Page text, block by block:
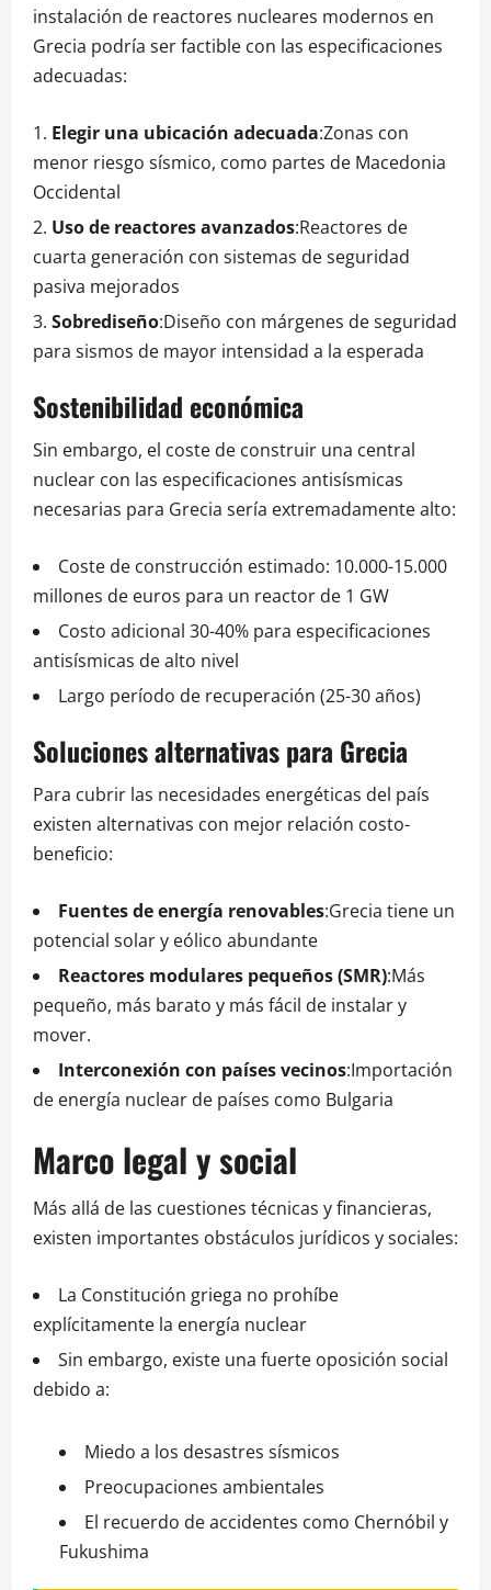
instalación de reactores nucleares modernos en
Grecia podría ser factible con las especificaciones
adecuadas:
Elegir una ubicación adecuada:Zonas con
menor riesgo sísmico, como partes de Macedonia
Occidental
Uso de reactores avanzados:Reactores de
cuarta generación con sistemas de seguridad
pasiva mejorados
Sobrediseño:Diseño con márgenes de seguridad
para sismos de mayor intensidad a la esperada
Sostenibilidad económica
Sin embargo, el coste de construir una central
nuclear con las especificaciones antisísmicas
necesarias para Grecia sería extremadamente alto:
Coste de construcción estimado: 10.000-15.000
millones de euros para un reactor de 1 GW
Costo adicional 30-40% para especificaciones
antisísmicas de alto nivel
Largo período de recuperación (25-30 años)
Soluciones alternativas para Grecia
Para cubrir las necesidades energéticas del país
existen alternativas con mejor relación costo-
beneficio:
Fuentes de energía renovables:Grecia tiene un
potencial solar y eólico abundante
Reactores modulares pequeños (SMR):Más
pequeño, más barato y más fácil de instalar y
mover.
Interconexión con países vecinos:Importación
de energía nuclear de países como Bulgaria
Marco legal y social
Más allá de las cuestiones técnicas y financieras,
existen importantes obstáculos jurídicos y sociales:
La Constitución griega no prohíbe
explícitamente la energía nuclear
Sin embargo, existe una fuerte oposición social
debido a:
Miedo a los desastres sísmicos
Preocupaciones ambientales
El recuerdo de accidentes como Chernóbil y
Fukushima